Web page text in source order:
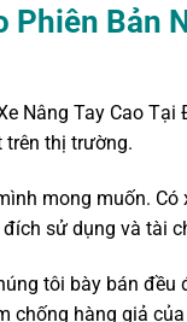
Phiên Bản
Nâng Tay Cao Tại
trên thị trường.
mong muốn.
sử dụng và tài
tôi bày bán đều
chống hàng giả